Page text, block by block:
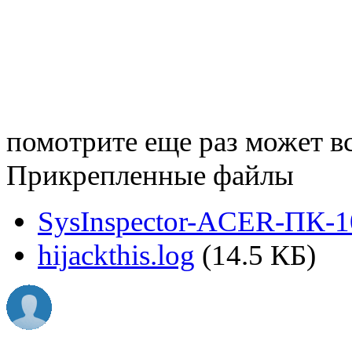
помотрите еще раз может
Прикрепленные файлы
SysInspector-ACER-ПК-
hijackthis.log (14.5 КБ)